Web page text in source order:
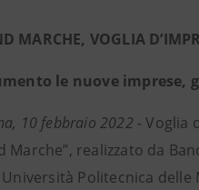
MARCHE, VOGLIA
le nuove imprese,
10 febbraio 2022 - Voglia
Marche”, realizzato da
Politecnica delle